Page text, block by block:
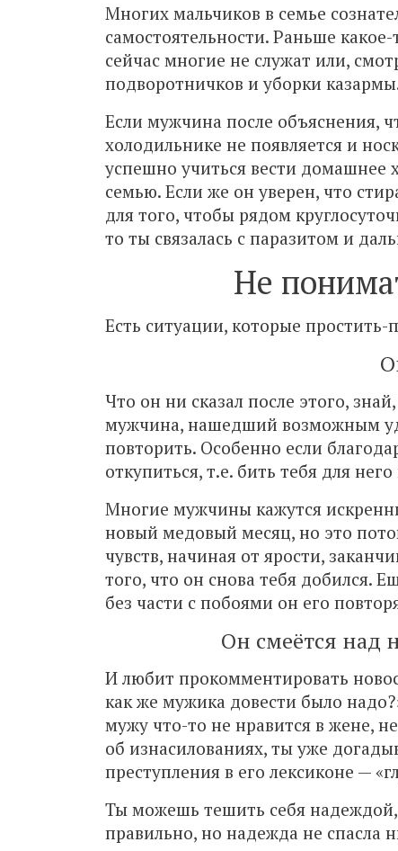
Многих мальчиков в семье
самостоятельности. Раньше
сейчас многие не служат или,
подворотничков и уборки
Если мужчина после объяснения,
холодильнике не появляется и
успешно учиться вести домашнее
семью. Если же он уверен, что
для того, чтобы рядом
то ты связалась с паразитом и
Не
Есть ситуации, которые
Что он ни сказал после этого,
мужчина, нашедший возможным
повторить. Особенно если
откупиться, т.е. бить тебя для
Многие мужчины кажутся
новый медовый месяц, но это
чувств, начиная от ярости,
того, что он снова тебя добился.
без части с побоями он его
Он смеётся над
И любит прокомментировать
как же мужика довести было
мужу что-то не нравится в жене,
об изнасилованиях, ты уже
преступления в его лексиконе —
Ты можешь тешить себя надеждой,
правильно, но надежда не спасла